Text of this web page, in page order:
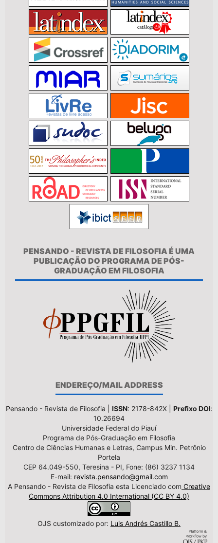
PENSANDO - REVISTA DE FILOSOFIA É UMA
PUBLICAÇÃO DO PROGRAMA DE PÓS-
GRADUAÇÃO EM FILOSOFIA
ENDEREÇO/MAIL ADDRESS
Pensando - Revista de Filosofia | ISSN: 2178-842X | Prefixo DOI:
10.26694
Universidade Federal do Piauí
Programa de Pós-Graduação em Filosofia
Centro de Ciências Humanas e Letras, Campus Min. Petrônio
Portela
CEP 64.049-550, Teresina - PI, Fone: (86) 3237 1134
E-mail: revista.pensando@gmail.com
A Pensando - Revista de Filosofia esta Licenciado com Creative
Commons Attribution 4.0 International (CC BY 4.0)
OJS customizado por: Luis Andrés Castillo B.